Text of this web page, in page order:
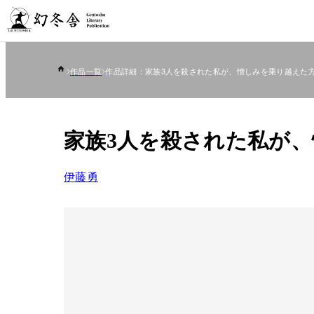
作品一覧 作品詳細：家族3人を殺された私が、憎しみを乗り越えた
家族3人を殺された私が
伊藤勇